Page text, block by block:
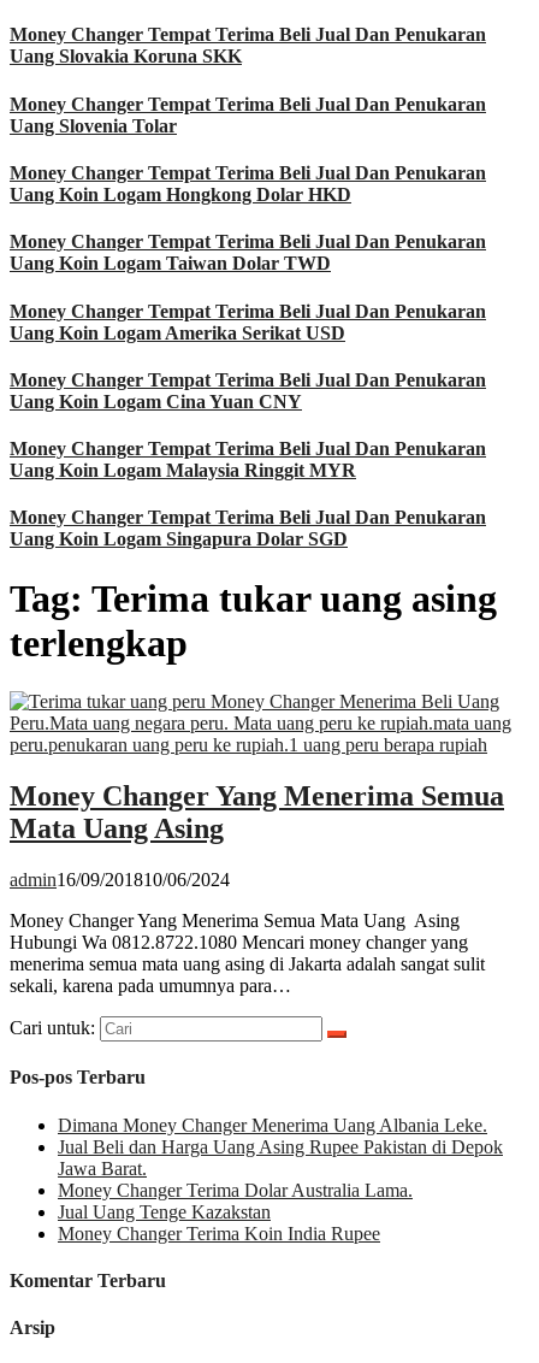
Money Changer Tempat Terima Beli Jual Dan Penukaran
Uang Slovakia Koruna SKK
Money Changer Tempat Terima Beli Jual Dan Penukaran
Uang Slovenia Tolar
Money Changer Tempat Terima Beli Jual Dan Penukaran
Uang Koin Logam Hongkong Dolar HKD
Money Changer Tempat Terima Beli Jual Dan Penukaran
Uang Koin Logam Taiwan Dolar TWD
Money Changer Tempat Terima Beli Jual Dan Penukaran
Uang Koin Logam Amerika Serikat USD
Money Changer Tempat Terima Beli Jual Dan Penukaran
Uang Koin Logam Cina Yuan CNY
Money Changer Tempat Terima Beli Jual Dan Penukaran
Uang Koin Logam Malaysia Ringgit MYR
Money Changer Tempat Terima Beli Jual Dan Penukaran
Uang Koin Logam Singapura Dolar SGD
Tag: Terima tukar uang asing
terlengkap
Money Changer Yang Menerima Semua
Mata Uang Asing
admin16/09/201810/06/2024
Money Changer Yang Menerima Semua Mata Uang Asing
Hubungi Wa 0812.8722.1080 Mencari money changer yang
menerima semua mata uang asing di Jakarta adalah sangat sulit
sekali, karena pada umumnya para…
Cari untuk:
Pos-pos Terbaru
Dimana Money Changer Menerima Uang Albania Leke.
Jual Beli dan Harga Uang Asing Rupee Pakistan di Depok
Jawa Barat.
Money Changer Terima Dolar Australia Lama.
Jual Uang Tenge Kazakstan
Money Changer Terima Koin India Rupee
Komentar Terbaru
Arsip